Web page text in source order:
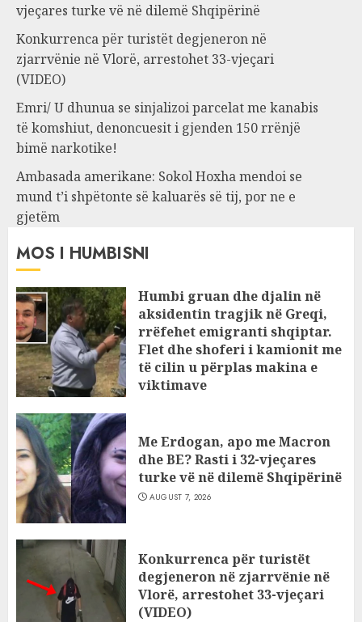
vjeçares turke vë në dilemë Shqipërinë
Konkurrenca për turistët degjeneron në
zjarrvënie në Vlorë, arrestohet 33-vjeçari
(VIDEO)
Emri/ U dhunua se sinjalizoi parcelat me kanabis
të komshiut, denoncuesit i gjenden 150 rrënjë
bimë narkotike!
Ambasada amerikane: Sokol Hoxha mendoi se
mund t’i shpëtonte së kaluarës së tij, por ne e
gjetëm
MOS I HUMBISNI
Humbi gruan dhe djalin në
aksidentin tragjik në Greqi,
rrëfehet emigranti shqiptar.
Flet dhe shoferi i kamionit me
të cilin u përplas makina e
viktimave
Me Erdogan, apo me Macron
dhe BE? Rasti i 32-vjeçares
turke vë në dilemë Shqipërinë
AUGUST 7, 2026
Konkurrenca për turistët
degjeneron në zjarrvënie në
Vlorë, arrestohet 33-vjeçari
(VIDEO)